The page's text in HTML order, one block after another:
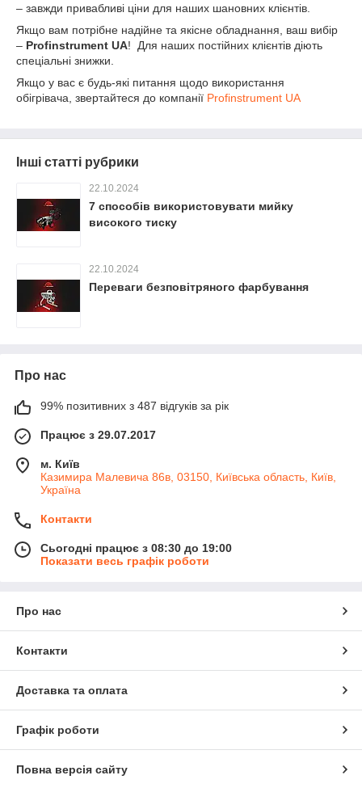
– завжди привабливі ціни для наших шановних клієнтів.
Якщо вам потрібне надійне та якісне обладнання, ваш вибір
– Profinstrument UA! Для наших постійних клієнтів діють
спеціальні знижки.
Якщо у вас є будь-які питання щодо використання
обігрівача, звертайтеся до компанії Profinstrument UA
Інші статті рубрики
22.10.2024
7 способів використовувати мийку
високого тиску
22.10.2024
Переваги безповітряного фарбування
Про нас
99% позитивних з 487 відгуків за рік
Працює з 29.07.2017
м. Київ
Казимира Малевича 86в, 03150, Київська область, Київ,
Україна
Контакти
Сьогодні працює з 08:30 до 19:00
Показати весь графік роботи
Про нас
Контакти
Доставка та оплата
Графік роботи
Повна версія сайту